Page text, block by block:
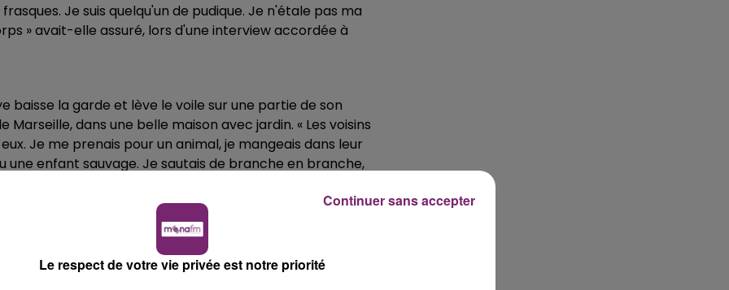
Je suis quelqu'un de pudique. Je n'étale pas ma
» avait-elle assuré, lors d'une interview accordée à
baisse la garde et lève le voile sur une partie de son
dans une belle maison avec jardin. « Les voisins
Je me prenais pour un animal, je mangeais dans leur
une enfant sauvage. Je sautais de branche en branche,
n'a pas beaucoup d'amis. Elle s'est construit une bulle,
La petite fille seule sur un banc au milieu de la cour avec
d'astronomie et amoureuse des dinosaures. Je
résoudre toutes les questions restées sans réponses
Le respect de votre vie privée est notre priorité
Continuer sans accepter